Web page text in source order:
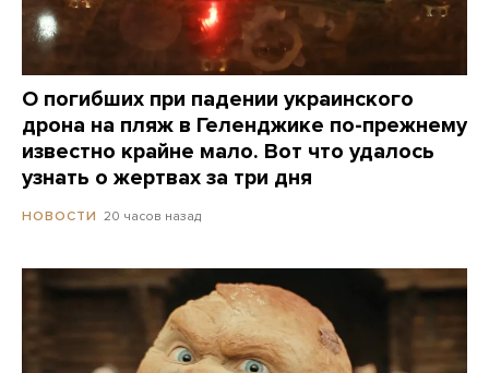
О погибших при падении украинского
дрона на пляж в Геленджике по-прежнему
известно крайне мало. Вот что удалось
узнать о жертвах за три дня
НОВОСТИ 20 часов назад